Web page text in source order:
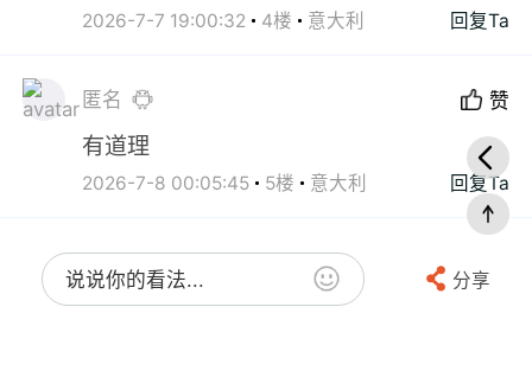
2026-7-7 19:00:32 4楼 意大利 回复Ta
匿名 赞
有道理
2026-7-8 00:05:45 5楼 意大利 回复Ta
说说你的看法... 分享